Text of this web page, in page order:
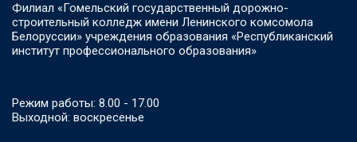
Филиал «Гомельский государственный дорожно-
строительный колледж имени Ленинского комсомола
Белоруссии» учреждения образования «Республиканский
институт профессионального образования»
Режим работы: 8.00 - 17.00
Выходной: воскресенье